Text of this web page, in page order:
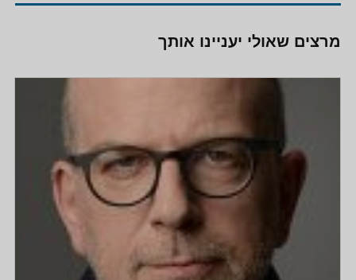
מרצים שאולי יעניינו אותך